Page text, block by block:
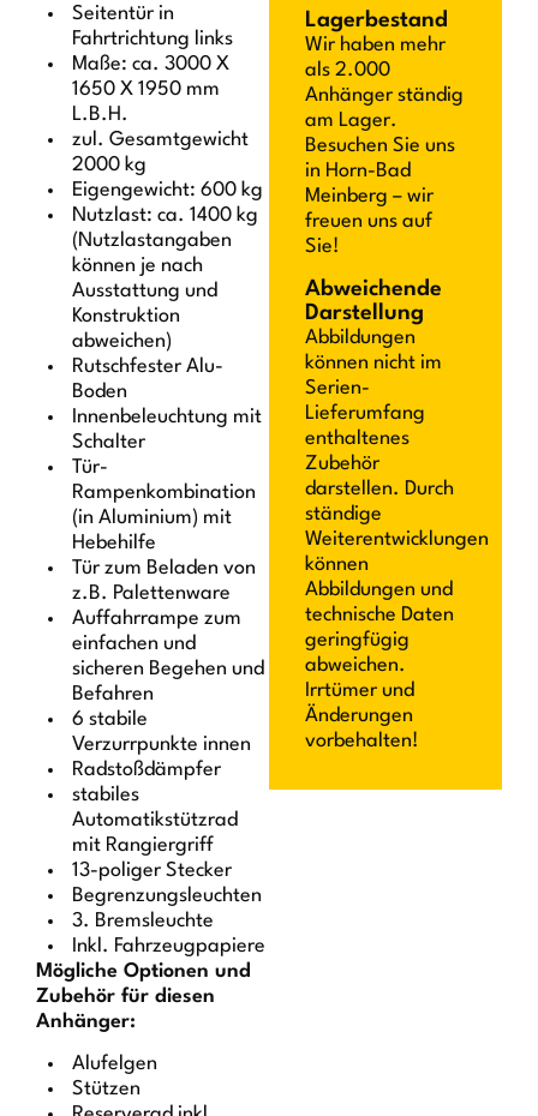
Seitentür in
Fahrtrichtung links
Maße: ca. 3000 X
1650 X 1950 mm
L.B.H.
zul. Gesamtgewicht
2000 kg
Eigengewicht: 600 kg
Nutzlast: ca. 1400 kg
(Nutzlastangaben
können je nach
Ausstattung und
Konstruktion
abweichen)
Rutschfester Alu-
Boden
Innenbeleuchtung mit
Schalter
Tür-
Rampenkombination
(in Aluminium) mit
Hebehilfe
Tür zum Beladen von
z.B. Palettenware
Auffahrrampe zum
einfachen und
sicheren Begehen und
Befahren
6 stabile
Verzurrpunkte innen
Radstoßdämpfer
stabiles
Automatikstützrad
mit Rangiergriff
13-poliger Stecker
Begrenzungsleuchten
3. Bremsleuchte
Inkl. Fahrzeugpapiere
Mögliche Optionen und
Zubehör für diesen
Anhänger:
Alufelgen
Stützen
Lagerbestand
Wir haben mehr
als 2.000
Anhänger ständig
am Lager.
Besuchen Sie uns
in Horn-Bad
Meinberg – wir
freuen uns auf
Sie!
Abweichende
Darstellung
Abbildungen
können nicht im
Serien-
Lieferumfang
enthaltenes
Zubehör
darstellen. Durch
ständige
Weiterentwicklungen
können
Abbildungen und
technische Daten
geringfügig
abweichen.
Irrtümer und
Änderungen
vorbehalten!